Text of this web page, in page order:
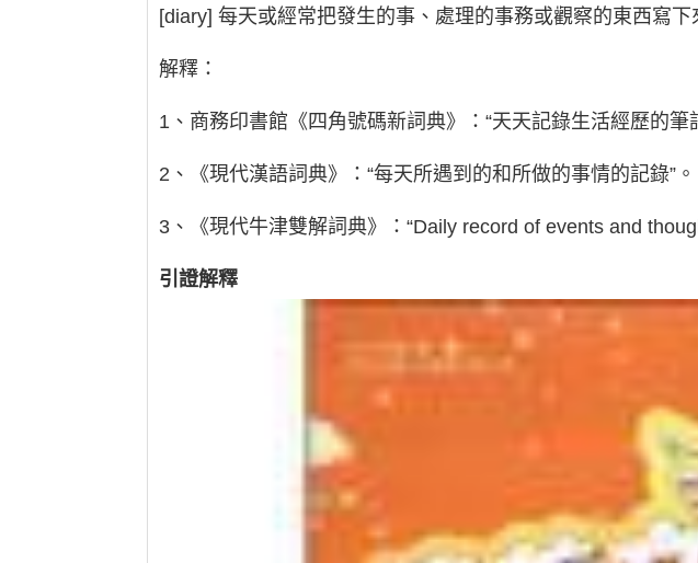
[diary] 每天或經常把發生的事、處理的事務或觀察的東西寫
解釋：
1、商務印書館《四角號碼新詞典》：“天天記錄生活經歷的筆
2、《現代漢語詞典》：“每天所遇到的和所做的事情的記錄”。
3、《現代牛津雙解詞典》：“Daily record of events and
引證解釋